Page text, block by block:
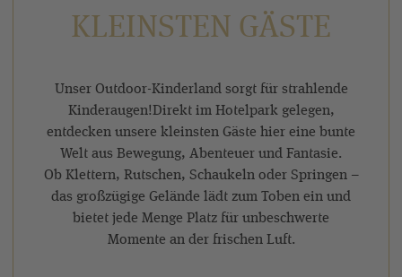
KLEINSTEN GÄSTE
Unser Outdoor-Kinderland sorgt für strahlende
Kinderaugen!Direkt im Hotelpark gelegen,
entdecken unsere kleinsten Gäste hier eine bunte
Welt aus Bewegung, Abenteuer und Fantasie.
Ob Klettern, Rutschen, Schaukeln oder Springen –
das großzügige Gelände lädt zum Toben ein und
bietet jede Menge Platz für unbeschwerte
Momente an der frischen Luft.